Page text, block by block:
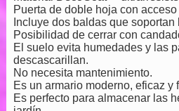
Puerta de doble hoja con
Incluye dos baldas que
Posibilidad de cerrar con
El suelo evita humedades y las
descascarillan.
No necesita mantenimiento.
Es un armario moderno, eficaz
Es perfecto para almacenar las